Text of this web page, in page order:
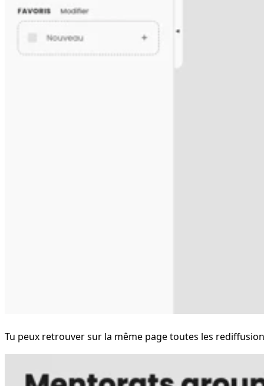
Tu peux retrouver sur la même page toutes les